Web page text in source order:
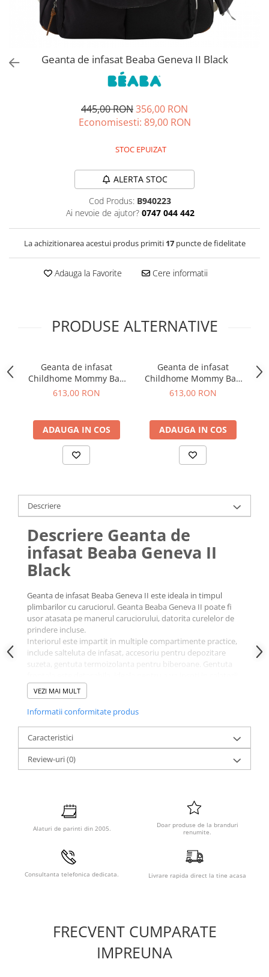
Decoratiuni
Jucarii educative
Figurine jucarii mici
Jucarii electronice
Jocuri de societate
Geanta de infasat Beaba Geneva II Black
445,00 RON356,00 RON
Economisesti: 89,00 RON
STOC EPUIZAT
ALERTA STOC
Cod Produs: B940223
Ai nevoie de ajutor? 0747 044 442
La achizitionarea acestui produs primiti 17puncte de fidelitate
Adauga la Favorite Cere informatii
PRODUSE ALTERNATIVE
Geanta de infasat
Childhome Mommy Bag
Teddy
613,00 RON
ADAUGA IN COS
Geanta de infasat
Childhome Mommy Bag
Teddy Ecru
613,00 RON
ADAUGA IN COS
Descriere
Descriere Geanta de
infasat Beaba Geneva II
Black
Geanta de infasat Beaba Geneva II este ideala in timpul
plimbarilor cu caruciorul. Geanta Beaba Geneva II poate fi
usor atasata pe manerul caruciorului, datorita curelelor de
prindere incluse.
Interiorul este impartit in multiple compartimente practice,
include salteluta de infasat, accesoriu pentru depozitare
suzeta, gentuta termoizolanta pentru biberoane. Gentuta
scurte.
Caracteristici Geanta de
infasat Beaba Geneva II Black:
VEZI MAI MULT
Informatii conformitate produs
Caracteristici
Review-uri(0)
Alaturi de parinti din 2005.
Doar produse de la branduri
renumite.
Consultanta telefonica dedicata. Livrare rapida direct la tine acasa
FRECVENT CUMPARATE
IMPREUNA